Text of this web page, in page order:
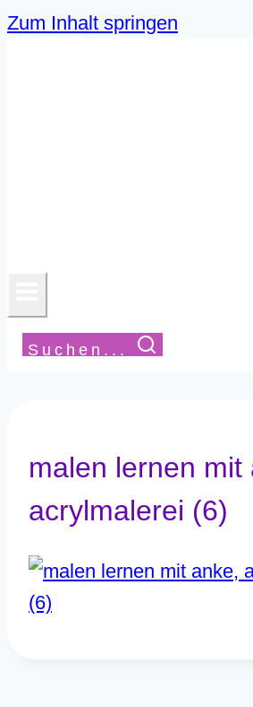
Zum Inhalt springen
Suchen...
malen lernen mit
acrylmalerei (6)